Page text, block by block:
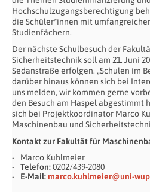
Hochschulzugangsberechtigung
die Schüler*innen mit
Studienfächern.
Der nächste Schulbesuch der
Sicherheitstechnik soll am 21. Juni
Sedanstraße erfolgen. „Schulen im
darüber hinaus können sich bei
uns melden, wir kommen gerne
den Besuch am Haspel abgestimmt
sich bei Projektkoordinator Marco
Maschinenbau und
Kontakt zur Fakultät für
Marco Kuhlmeier
Telefon:0202/439-2080
E-Mail:marco.kuhlmeier@uni-